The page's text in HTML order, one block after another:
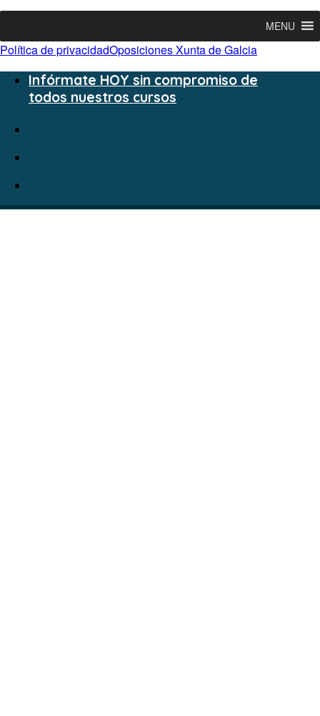
MENU
Política de privacidadOposiciones Xunta de Galcia
Infórmate HOY sin compromiso de
todos nuestros cursos